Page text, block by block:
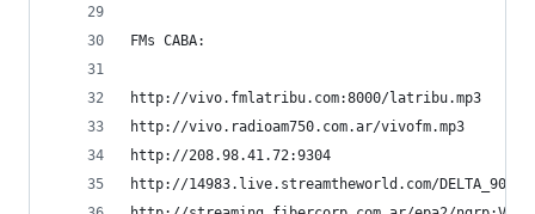
FMs CABA:
http://vivo.fmlatribu.com:8000/
http://vivo.radioam750.com.ar/
http://208.98.41.72:9304
http://14983.live.streamtheworld.com/